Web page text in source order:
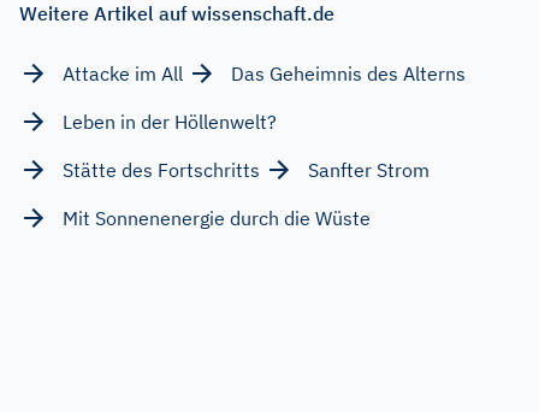
Weitere Artikel auf wissenschaft.de
Attacke im All
Das Geheimnis des Alterns
Leben in der Höllenwelt?
Stätte des Fortschritts
Sanfter Strom
Mit Sonnenenergie durch die Wüste